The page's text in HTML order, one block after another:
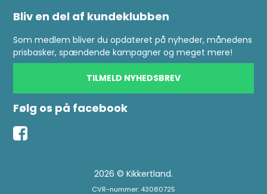
Bliv en del af kundeklubben
Som medlem bliver du opdateret på nyheder, månedens
prisbasker, spændende kampagner og meget mere!
TILMELD NYHEDSBREV
Følg os på facebook
2026 © Kikkertland.
CVR-nummer: 43080725